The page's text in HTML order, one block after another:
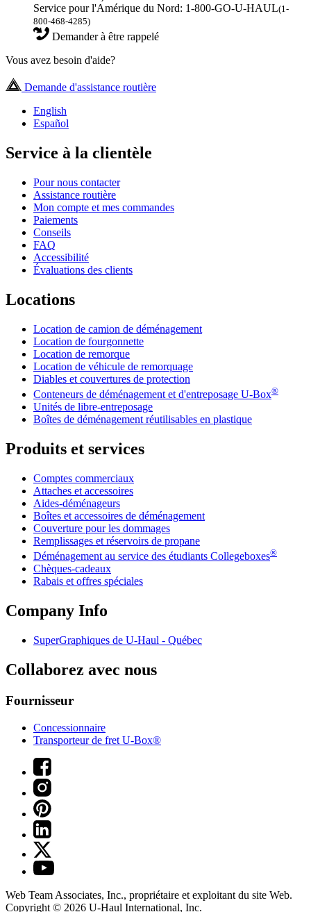
Service pour l'Amérique du Nord: 1-800-GO-U-HAUL(1-
800-468-4285)
Demander à être rappelé
Vous avez besoin d'aide?
Demande d'assistance routière
English
Español
Service à la clientèle
Pour nous contacter
Assistance routière
Mon compte et mes commandes
Paiements
Conseils
FAQ
Accessibilité
Évaluations des clients
Locations
Location de camion de déménagement
Location de fourgonnette
Location de remorque
Location de véhicule de remorquage
Diables et couvertures de protection
Conteneurs de déménagement et d'entreposage U-Box®
Unités de libre-entreposage
Boîtes de déménagement réutilisables en plastique
Produits et services
Comptes commerciaux
Attaches et accessoires
Aides-déménageurs
Boîtes et accessoires de déménagement
Couverture pour les dommages
Remplissages et réservoirs de propane
Déménagement au service des étudiants Collegeboxes®
Chèques-cadeaux
Rabais et offres spéciales
Company Info
SuperGraphiques de U-Haul - Québec
Collaborez avec nous
Fournisseur
Concessionnaire
Transporteur de fret U-Box®
Web Team Associates, Inc., propriétaire et exploitant du site Web.
Copyright © 2026 U-Haul International, Inc.